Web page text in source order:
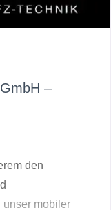
–
den
unser mobiler